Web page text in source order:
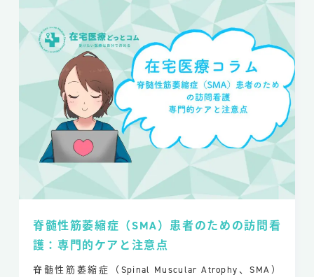
脊髄性筋萎縮症（SMA）患者のための訪問看
護：専門的ケアと注意点
脊髄性筋萎縮症（Spinal Muscular Atrophy、SMA）